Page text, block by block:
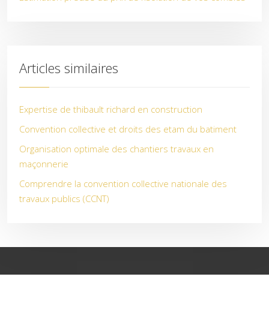
Articles similaires
Expertise de thibault richard en construction
Convention collective et droits des etam du batiment
Organisation optimale des chantiers travaux en
maçonnerie
Comprendre la convention collective nationale des
travaux publics (CCNT)
Rénover et isoler : les meilleures techniques pour un habitat